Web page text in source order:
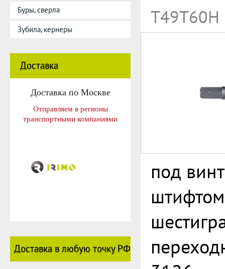
Буры, сверла
Зубила, кернеры
Доставка
Доставка по Москве
Отправляем в регионы
транспортными компаниями
Доставка в любую точку РФ
T49T60H
под